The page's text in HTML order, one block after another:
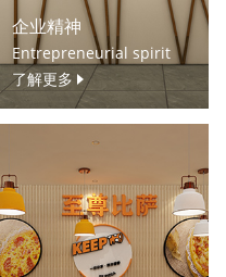
企业精神
Entrepreneurial spirit
了解更多